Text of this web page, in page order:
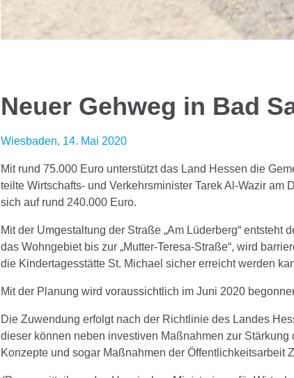
Neuer Gehweg in Bad
Wiesbaden, 14. Mai 2020
Mit rund 75.000 Euro unterstützt das Land Hessen die
teilte Wirtschafts- und Verkehrsminister Tarek Al-Wazir
sich auf rund 240.000 Euro.
Mit der Umgestaltung der Straße „Am Lüderberg“
das Wohngebiet bis zur „Mutter-Teresa-Straße“, wird
die Kindertagesstätte St. Michael sicher erreicht werden
Mit der Planung wird voraussichtlich im Juni 2020
Die Zuwendung erfolgt nach der Richtlinie des Landes
dieser können neben investiven Maßnahmen zur
Konzepte und sogar Maßnahmen der Öffentlichkeitsarbeit